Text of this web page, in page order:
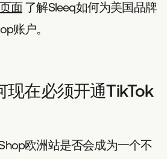
面 了解Sleeq如何为美国品牌
账户。
现在必须开通TikTok
欧洲站是否会成为一个不